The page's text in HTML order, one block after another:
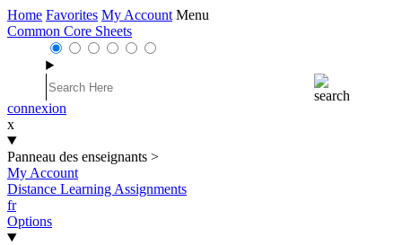
Home Favorites My Account Menu
Common Core Sheets
connexion
x
Panneau des enseignants >
My Account
Distance Learning Assignments
fr
Options